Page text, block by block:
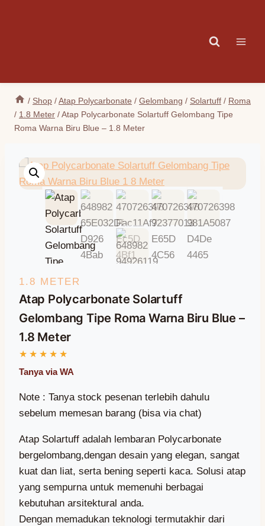
/ Shop /Atap Polycarbonate / Gelombang / Solartuff / Roma
/ 1.8 Meter /Atap Polycarbonate Solartuff Gelombang Tipe
Roma Warna Biru Blue – 1.8 Meter
1.8 METER
Atap Polycarbonate Solartuff
Gelombang Tipe Roma Warna Biru Blue –
1.8 Meter
Note : Tanya stock pesenan terlebih dahulu
sebelum memesan barang (bisa via chat)
Atap Solartuff adalah lembaran Polycarbonate
bergelombang,dengan desain yang elegan, sangat
kuat dan liat, serta bening seperti kaca. Solusi atap
yang sempurna untuk memenuhi berbagai
kebutuhan arsitektural anda.
Dengan memadukan teknologi termutakhir dari